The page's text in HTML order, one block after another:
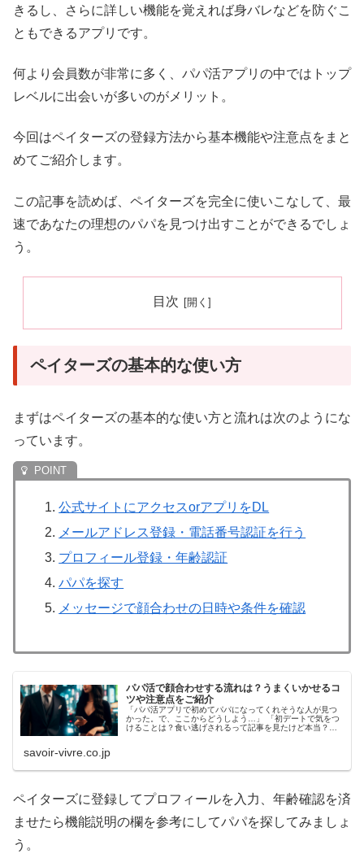
きるし、さらに詳しい機能を覚えれば身バレなどを防ぐこ
ともできるアプリです。
何より会員数が非常に多く、パパ活アプリの中ではトップ
レベルに出会いが多いのがメリット。
今回はペイターズの登録方法から基本機能や注意点をまと
めてご紹介します。
この記事を読めば、ペイターズを完全に使いこなして、最
速であなたの理想のパパを見つけ出すことができるでしょ
う。
目次
ペイターズの基本的な使い方
まずはペイターズの基本的な使い方と流れは次のようにな
っています。
公式サイトにアクセスorアプリをDL
メールアドレス登録・電話番号認証を行う
プロフィール登録・年齢認証
パパを探す
メッセージで顔合わせの日時や条件を確認
パパ活で顔合わせする流れは？うまくいかせるコ
ツや注意点をご紹介
「パパ活アプリで初めてパパになってくれそうな人が見つ
かった。で、ここからどうしよう…」 「初デートで気をつ
けることは？食い逃げされるって記事を見たけど本当？」
savoir-vivre.co.jp
ペイターズに登録してプロフィールを入力、年齢確認を済
ませたら機能説明の欄を参考にしてパパを探してみましょ
う。